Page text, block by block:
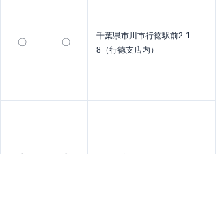
〇 〇
千葉県市川市行徳駅前2-1-
8（行徳支店内）